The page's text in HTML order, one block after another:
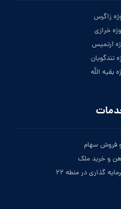
زاگرس
خرازی
آرتمیس
تندگویان
بقیه الله
فروش سهام
و خرید ملک
گذاری در منطه ۲۲